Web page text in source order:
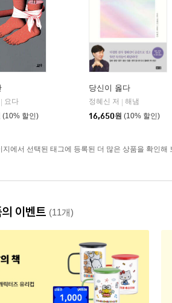
요다
(10% 할인)
당신이 옳다
정혜신 저
해냄
16,650원 (10% 할인)
지에서 선택된 태그에 등록된 더 많은 상품을 확인해
이벤트 (11개)